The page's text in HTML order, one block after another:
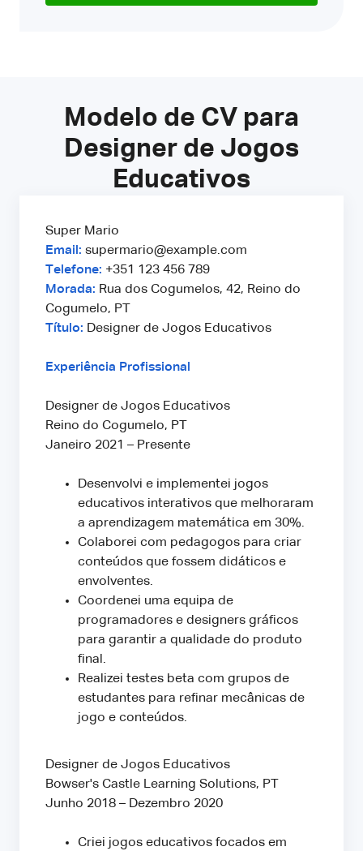
Modelo de CV para
Designer de Jogos
Educativos
Super Mario
Email: supermario@example.com
Telefone: +351 123 456 789
Morada: Rua dos Cogumelos, 42, Reino do
Cogumelo, PT
Título: Designer de Jogos Educativos
Experiência Profissional
Designer de Jogos Educativos
Reino do Cogumelo, PT
Janeiro 2021 – Presente
Desenvolvi e implementei jogos
educativos interativos que melhoraram
a aprendizagem matemática em 30%.
Colaborei com pedagogos para criar
conteúdos que fossem didáticos e
envolventes.
Coordenei uma equipa de
programadores e designers gráficos
para garantir a qualidade do produto
final.
Realizei testes beta com grupos de
estudantes para refinar mecânicas de
jogo e conteúdos.
Designer de Jogos Educativos
Bowser's Castle Learning Solutions, PT
Junho 2018 – Dezembro 2020
Criei jogos educativos focados em